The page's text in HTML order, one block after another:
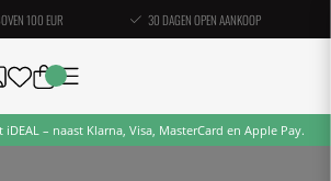
100 EUR 30 DAGEN OPEN AANKOOP
– naast Klarna, Visa, MasterCard en Apple Pay.